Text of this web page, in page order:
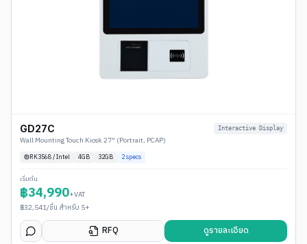
GD27C Interactive Display
Wall Mounting Touch Kiosk 27" (Portrait, PCAP)
RK3568 / Intel 4GB 32GB 2specs
เริ่มต้น
฿34,990+VAT
฿32,541/ชิ้น สำหรับ 5+
RFQ ดูรายละเอียด